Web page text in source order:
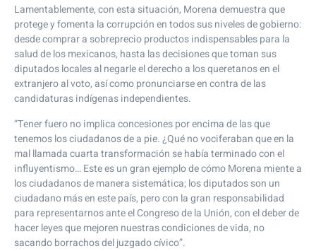
Lamentablemente, con esta situación, Morena demuestra que
protege y fomenta la corrupción en todos sus niveles de gobierno:
desde comprar a sobreprecio productos indispensables para la
salud de los mexicanos, hasta las decisiones que toman sus
diputados locales al negarle el derecho a los queretanos en el
extranjero al voto, así como pronunciarse en contra de las
candidaturas indígenas independientes.
“Tener fuero no implica concesiones por encima de las que
tenemos los ciudadanos de a pie. ¿Qué no vociferaban que en la
mal llamada cuarta transformación se había terminado con el
influyentismo… Este es un gran ejemplo de cómo Morena miente a
los ciudadanos de manera sistemática; los diputados son un
ciudadano más en este país, pero con la gran responsabilidad
para representarnos ante el Congreso de la Unión, con el deber de
hacer leyes que mejoren nuestras condiciones de vida, no
sacando borrachos del juzgado cívico”.